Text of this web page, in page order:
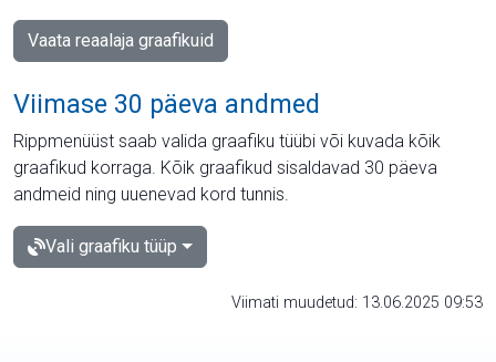
Vaata reaalaja graafikuid
Viimase 30 päeva andmed
Rippmenüüst saab valida graafiku tüübi või kuvada kõik
graafikud korraga. Kõik graafikud sisaldavad 30 päeva
andmeid ning uuenevad kord tunnis.
Vali graafiku tüüp
Viimati muudetud: 13.06.2025 09:53